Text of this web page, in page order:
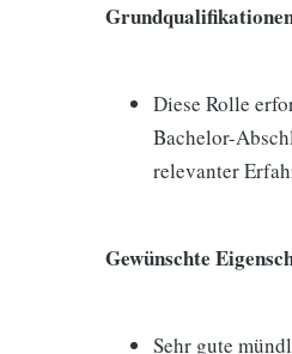
Diese Rolle
Bachelor-
relevanter
Gewünschte
Sehr gute